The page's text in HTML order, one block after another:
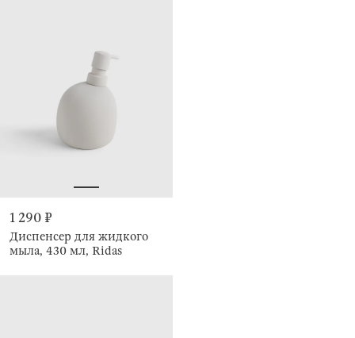
1 290 ₽
Диспенсер для жидкого
мыла, 430 мл, Ridas